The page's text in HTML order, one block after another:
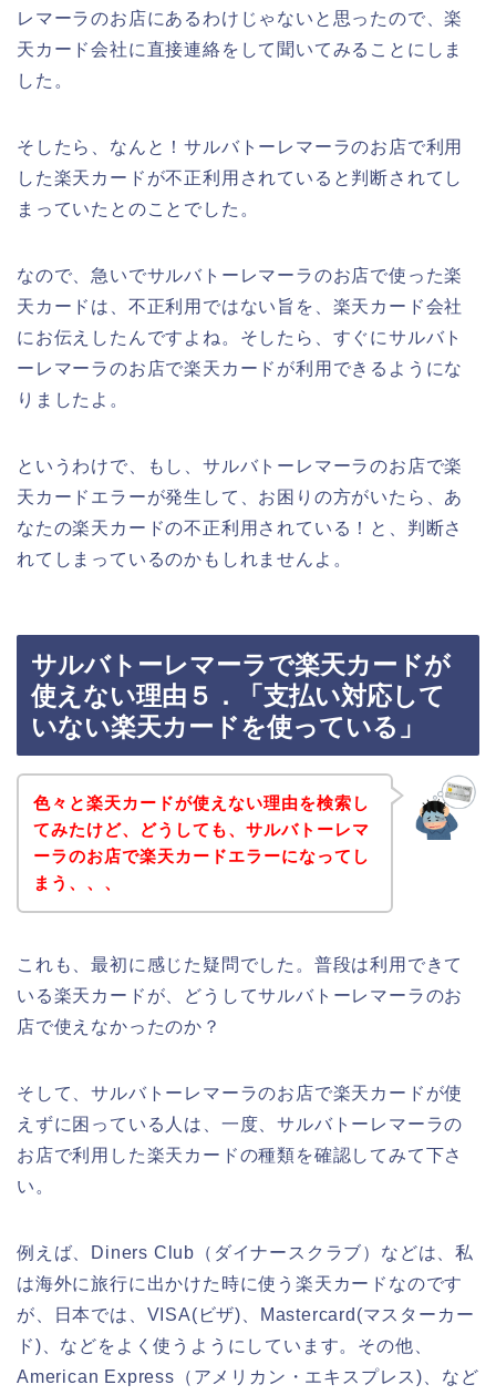
レマーラのお店にあるわけじゃないと思ったので、楽
天カード会社に直接連絡をして聞いてみることにしま
した。
そしたら、なんと！サルバトーレマーラのお店で利用
した楽天カードが不正利用されていると判断されてし
まっていたとのことでした。
なので、急いでサルバトーレマーラのお店で使った楽
天カードは、不正利用ではない旨を、楽天カード会社
にお伝えしたんですよね。そしたら、すぐにサルバト
ーレマーラのお店で楽天カードが利用できるようにな
りましたよ。
というわけで、もし、サルバトーレマーラのお店で楽
天カードエラーが発生して、お困りの方がいたら、あ
なたの楽天カードの不正利用されている！と、判断さ
れてしまっているのかもしれませんよ。
サルバトーレマーラで楽天カードが
使えない理由５．「支払い対応して
いない楽天カードを使っている」
色々と楽天カードが使えない理由を検索し
てみたけど、どうしても、サルバトーレマ
ーラのお店で楽天カードエラーになってし
まう、、、
これも、最初に感じた疑問でした。普段は利用できて
いる楽天カードが、どうしてサルバトーレマーラのお
店で使えなかったのか？
そして、サルバトーレマーラのお店で楽天カードが使
えずに困っている人は、一度、サルバトーレマーラの
お店で利用した楽天カードの種類を確認してみて下さ
い。
例えば、Diners Club（ダイナースクラブ）などは、私
は海外に旅行に出かけた時に使う楽天カードなのです
が、日本では、VISA(ビザ)、Mastercard(マスターカー
ド)、などをよく使うようにしています。その他、
American Express（アメリカン・エキスプレス)、など